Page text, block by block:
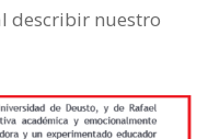
describir nuestro